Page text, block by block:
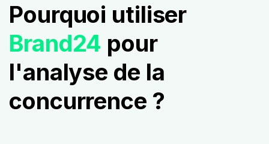
Pourquoi utiliser
Brand24 pour
l'analyse de la
concurrence ?